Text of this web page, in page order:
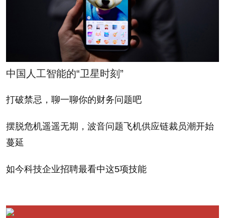
巴斯曼表示他“无法确定哪种设备更好”，所以SAP
还计划分发包括RIM PlayBook在内的其它品牌平板电
脑。对公司用户而言，面向企业市场的平板电脑拥有
一些优点，例如内嵌式协作工具、视频会议功能和安
席信息官们为员工购置第三台设备。
因此，那些想把平板电脑推销给企业用户的公司也
仅死盯着各企业的IT部门。因为光彩夺目的平板电脑
中国人工智能的“卫星时刻”
打破禁忌，聊一聊你的财务问题吧
摆脱危机遥遥无期，波音问题飞机供应链裁员潮开始
蔓延
如今科技企业招聘最看中这5项技能